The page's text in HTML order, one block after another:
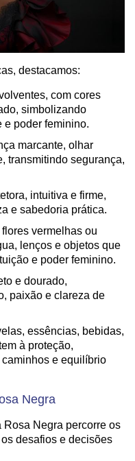
destacamos:
com cores
simbolizando
e poder feminino.
marcante, olhar
transmitindo segurança,
intuitiva e firme,
e sabedoria prática.
vermelhas ou
lenços e objetos que
e poder feminino.
e dourado,
paixão e clareza de
essências, bebidas,
à proteção,
e equilíbrio
Negra
Negra percorre os
desafios e decisões